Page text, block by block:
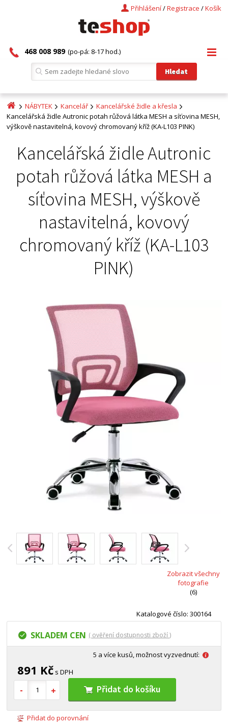
Košík
/
Registrace
/
Přihlášení
468 008 989 (po-pá: 8-17 hod.)
NÁBYTEK Kancelář
Kancelářské židle a křesla
Kancelářská židle Autronic potah růžová látka MESH a síťovina MESH,
výškově nastavitelná, kovový chromovaný kříž (KA-L103 PINK)
Kancelářská židle Autronic
potah růžová látka MESH a
síťovina MESH, výškově
nastavitelná, kovový
chromovaný kříž (KA-L103
PINK)
Zobrazit všechny
fotografie
(6)
Katalogové číslo: 300164
SKLADEM CEN ( ověření dostupnosti zboží )
5 a více kusů, možnost vyzvednutí:
891 Kč s DPH
Přidat do košíku
Přidat do porovnání